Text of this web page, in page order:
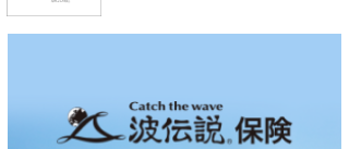
wanda